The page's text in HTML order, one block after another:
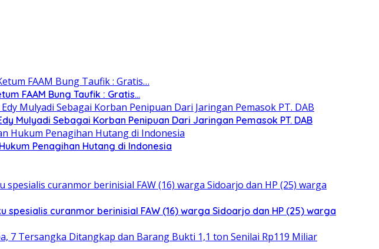
FAAM Bung Taufik : Gratis…
Mulyadi Sebagai Korban Penipuan Dari Jaringan Pemasok PT. DAB
Penagihan Hutang di Indonesia
curanmor berinisial FAW (16) warga Sidoarjo dan HP (25) warga